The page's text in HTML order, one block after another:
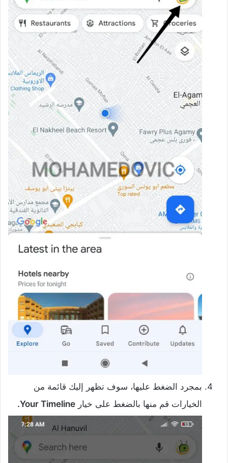
بمجرد الضغط عليها، سوف تظهر إليك قائمة من
الخيارات قم منها بالضغط على خيار Your Timeline.